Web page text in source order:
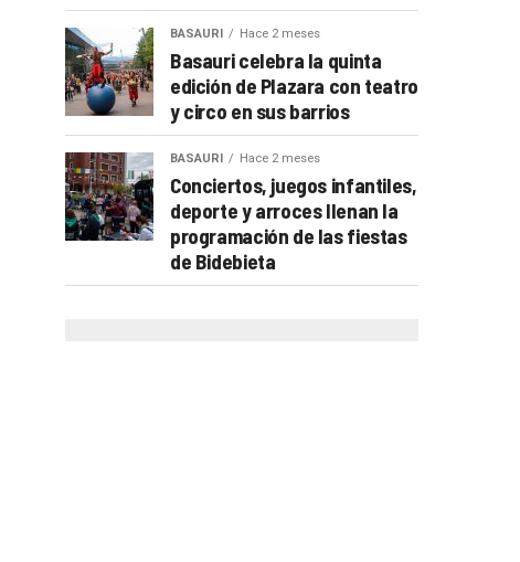
BASAURI Hace 2 meses
Basauri celebra la quinta
edición de Plazara con teatro
y circo en sus barrios
BASAURI Hace 2 meses
Conciertos, juegos infantiles,
deporte y arroces llenan la
programación de las fiestas
de Bidebieta